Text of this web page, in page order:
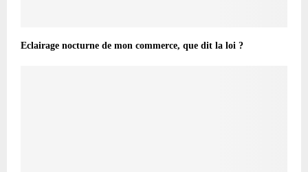
Eclairage nocturne de mon commerce, que dit la loi ?